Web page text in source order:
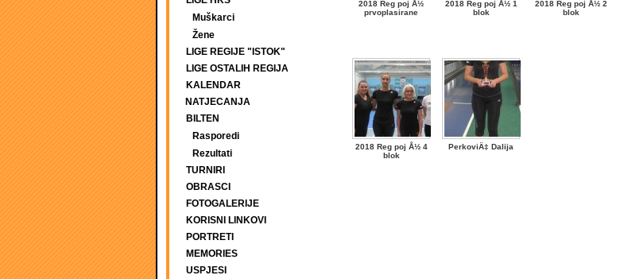
Muškarci
Žene
LIGE REGIJE "ISTOK"
LIGE OSTALIH REGIJA
KALENDAR
NATJECANJA
BILTEN
Rasporedi
Rezultati
TURNIRI
OBRASCI
FOTOGALERIJE
KORISNI LINKOVI
PORTRETI
MEMORIES
USPJESI
2018 Reg poj Å½
prvoplasirane
2018 Reg poj Å½ 1
blok
2018 Reg poj Å½ 2
blok
2018 Reg poj Å½ 4
blok
PerkoviÄ‡ Dalija